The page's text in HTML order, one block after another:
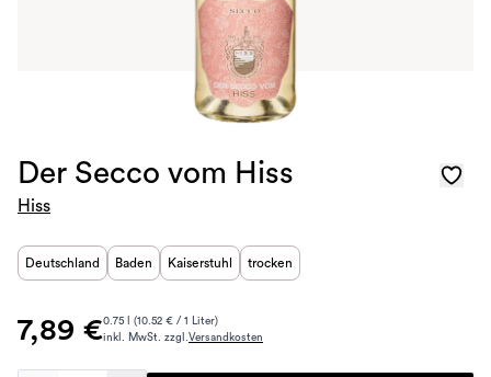
Der Secco vom Hiss
Hiss
Deutschland Baden Kaiserstuhl trocken
7,89 €0.75 l (10.52 € / 1 Liter)
inkl. MwSt. zzgl.Versandkosten